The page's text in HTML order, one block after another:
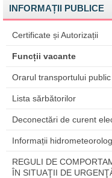
INFORMAȚII PUBLICE
Certificate și Autorizații
Funcții vacante
Orarul transportului public
Lista sărbătorilor
Deconectări de curent
Informații
REGULI DE
ÎN SITUAŢII DE